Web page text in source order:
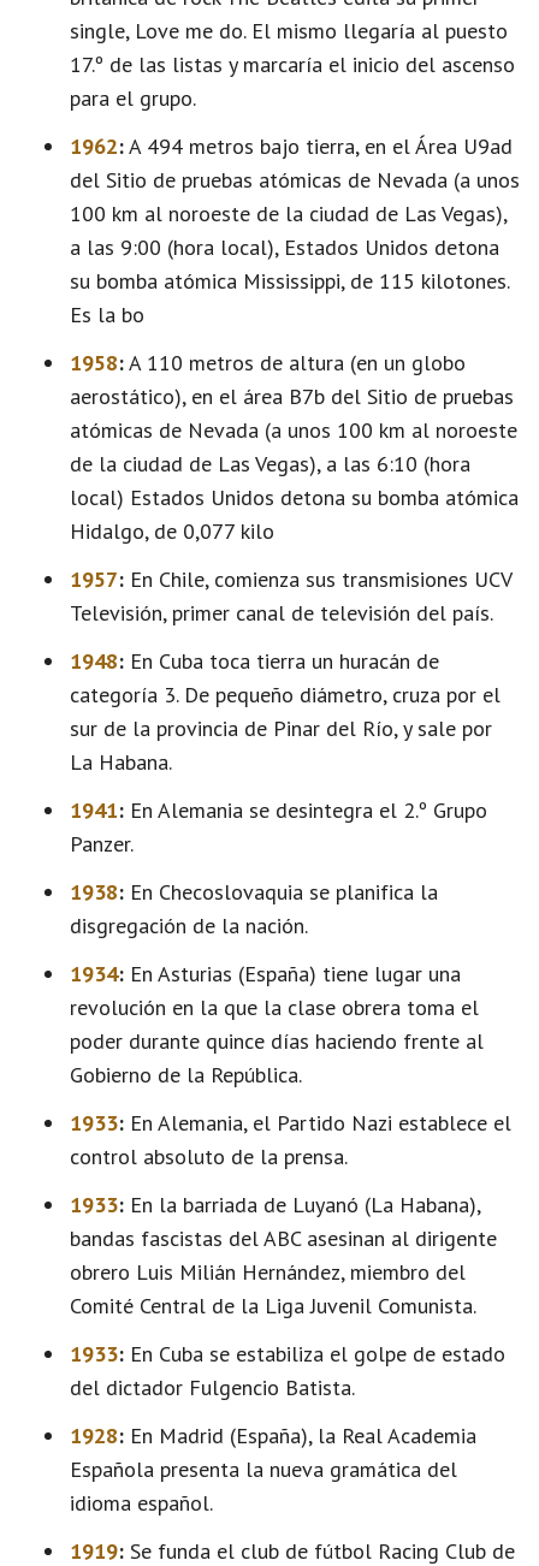
single, Love me do. El mismo llegaría al puesto
17.º de las listas y marcaría el inicio del ascenso
para el grupo.
1962:A 494 metros bajo tierra, en el Área U9ad
del Sitio de pruebas atómicas de Nevada (a unos
100 km al noroeste de la ciudad de Las Vegas),
a las 9:00 (hora local), Estados Unidos detona
su bomba atómica Mississippi, de 115 kilotones.
Es la bo
1958:A 110 metros de altura (en un globo
aerostático), en el área B7b del Sitio de pruebas
atómicas de Nevada (a unos 100 km al noroeste
de la ciudad de Las Vegas), a las 6:10 (hora
local) Estados Unidos detona su bomba atómica
Hidalgo, de 0,077 kilo
1957: En Chile, comienza sus transmisiones UCV
Televisión, primer canal de televisión del país.
1948: En Cuba toca tierra un huracán de
categoría 3. De pequeño diámetro, cruza por el
sur de la provincia de Pinar del Río, y sale por
La Habana.
1941: En Alemania se desintegra el 2.º Grupo
Panzer.
1938: En Checoslovaquia se planifica la
disgregación de la nación.
1934: En Asturias (España) tiene lugar una
revolución en la que la clase obrera toma el
poder durante quince días haciendo frente al
Gobierno de la República.
1933: En Alemania, el Partido Nazi establece el
control absoluto de la prensa.
1933: En la barriada de Luyanó (La Habana),
bandas fascistas del ABC asesinan al dirigente
obrero Luis Milián Hernández, miembro del
Comité Central de la Liga Juvenil Comunista.
1933: En Cuba se estabiliza el golpe de estado
del dictador Fulgencio Batista.
1928: En Madrid (España), la Real Academia
Española presenta la nueva gramática del
idioma español.
1919: Se funda el club de fútbol Racing Club de